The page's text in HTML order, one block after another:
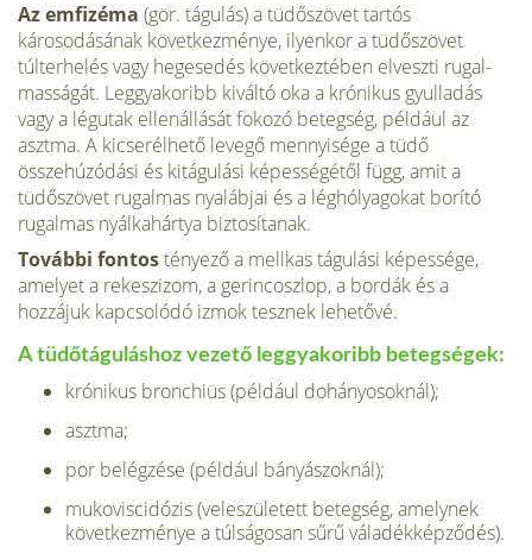
Az emfizéma (gör. tágulás) a tüdőszövet tartós
károsodásának következménye, ilyenkor a tüdőszövet
túlterhelés vagy hegesedés következtében elveszti rugal­
masságát. Leggyakoribb kiváltó oka a krónikus gyulladás
vagy a légutak ellenál­lását fokozó betegség, például az
asztma. A kicserélhető levegő mennyisége a tü­dő
összehúzódási és kitágulási képességétől függ, amit a
tüdőszövet rugalmas nyalábjai és a léghólyagokat borító
rugalmas nyálkahártya biztosítanak.
További fontostényező a mellkas tágulási képessége,
amelyet a rekeszizom, a gerincosz­lop, a bordák és a
hozzájuk kapcsolódó izmok tesznek lehetővé.
A tüdőtágulás­hoz vezető leggyakoribb betegségek:
krónikus bronchiüs (például dohányosoknál);
asztma;
por belégzése (például bányászoknál);
mukoviscidózis (veleszületett betegség, amelynek
következménye a túlságo­san sűrű váladékképződés).